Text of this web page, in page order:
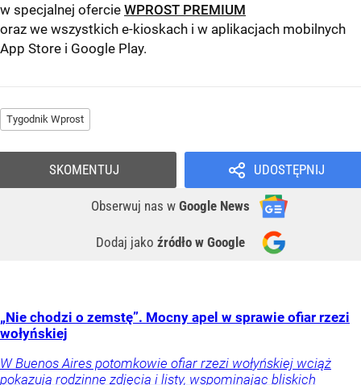
w specjalnej ofercie WPROST PREMIUM
oraz we wszystkich e-kioskach i w aplikacjach mobilnych
App Store i Google Play.
Tygodnik Wprost
UDOSTĘPNIJ
Obserwuj nas w Google News
Dodaj jako źródło w Google
SKOMENTUJ
„Nie chodzi o zemstę”. Mocny apel w sprawie ofiar rzezi
wołyńskiej
W Buenos Aires potomkowie ofiar rzezi wołyńskiej wciąż
pokazują rodzinne zdjęcia i listy, wspominając bliskich